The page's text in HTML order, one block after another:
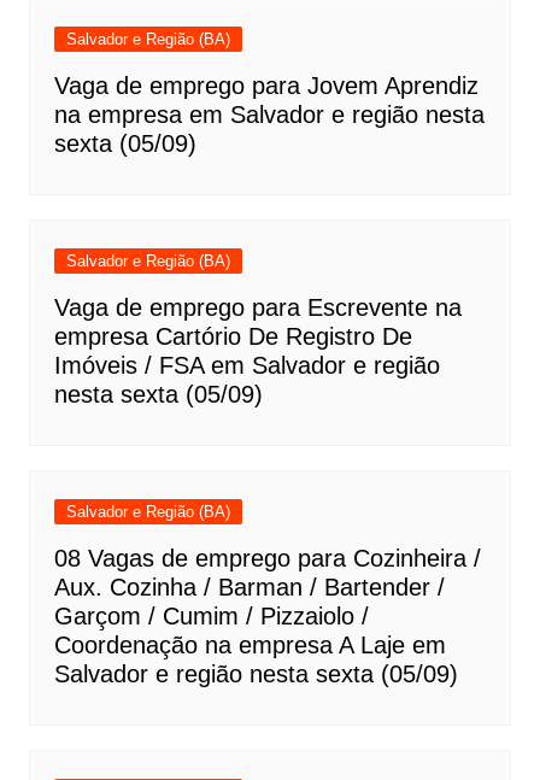
Salvador e Região (BA)
Vaga de emprego para Jovem Aprendiz
na empresa em Salvador e região nesta
sexta (05/09)
Salvador e Região (BA)
Vaga de emprego para Escrevente na
empresa Cartório De Registro De
Imóveis / FSA em Salvador e região
nesta sexta (05/09)
Salvador e Região (BA)
08 Vagas de emprego para Cozinheira /
Aux. Cozinha / Barman / Bartender /
Garçom / Cumim / Pizzaiolo /
Coordenação na empresa A Laje em
Salvador e região nesta sexta (05/09)